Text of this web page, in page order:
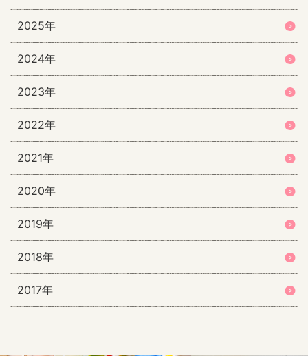
2025年
2024年
2023年
2022年
2021年
2020年
2019年
2018年
2017年